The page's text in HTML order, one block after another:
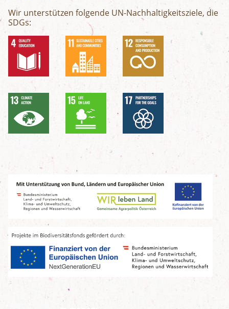
Wir unterstützen folgende UN-Nachhaltigkeitsziele, die
SDGs: